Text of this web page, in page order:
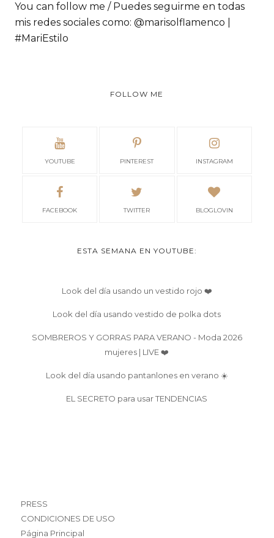
You can follow me / Puedes seguirme en todas
mis redes sociales como: @marisolflamenco |
#MariEstilo
FOLLOW ME
YOUTUBE PINTEREST INSTAGRAM
FACEBOOK TWITTER BLOGLOVIN
ESTA SEMANA EN YOUTUBE:
Look del día usando un vestido rojo ❤️
Look del día usando vestido de polka dots
SOMBREROS Y GORRAS PARA VERANO - Moda 2026
mujeres | LIVE ❤️
Look del día usando pantanlones en verano ☀️
EL SECRETO para usar TENDENCIAS
PRESS
CONDICIONES DE USO
Página Principal